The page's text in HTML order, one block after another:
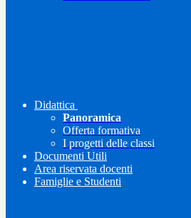
Didattica
Panoramica
Offerta formativa
I progetti delle classi
Documenti Utili
Area riservata docenti
Famiglie e Studenti